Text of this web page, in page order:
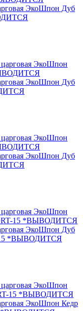
ЭкоШпон Дуб
ЭкоШпон Дуб
ЭкоШпон Дуб
ЭкоШпон Дуб
15 *ВЫВОДИТСЯ
ЭкоШпон Кедр